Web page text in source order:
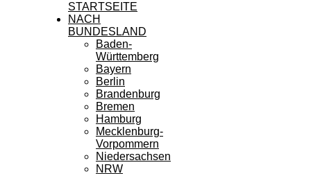
STARTSEITE
NACH
BUNDESLAND
Baden-
Württemberg
Bayern
Berlin
Brandenburg
Bremen
Hamburg
Mecklenburg-
Vorpommern
Niedersachsen
NRW